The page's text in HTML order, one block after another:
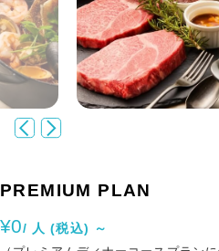
PREMIUM PLAN
¥0/ 人 (税込) ～